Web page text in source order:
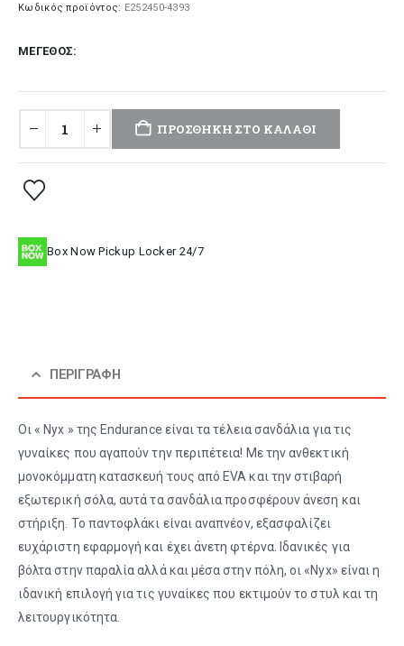
was:
τιμή
Κωδικός προϊόντος: E252450-4393
ΜΈΓΕΘΟΣ
ΠΡΟΣΘΉΚΗ ΣΤΟ ΚΑΛΆΘΙ
Box Now Pickup Locker 24/7
ΠΕΡΙΓΡΑΦΉ
Οι « Nyx » της Endurance είναι τα τέλεια σανδάλια για τις
γυναίκες που αγαπούν την περιπέτεια! Με την ανθεκτική
μονοκόμματη κατασκευή τους από EVA και την στιβαρή
εξωτερική σόλα, αυτά τα σανδάλια προσφέρουν άνεση και
στήριξη. Το παντοφλάκι είναι αναπνέον, εξασφαλίζει
ευχάριστη εφαρμογή και έχει άνετη φτέρνα. Ιδανικές για
βόλτα στην παραλία αλλά και μέσα στην πόλη, οι «Nyx» είναι η
ιδανική επιλογή για τις γυναίκες που εκτιμούν το στυλ και τη
λειτουργικότητα.